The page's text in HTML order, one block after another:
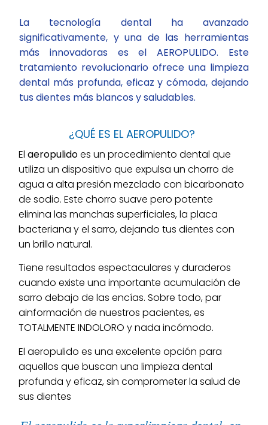
La tecnología dental ha avanzado
significativamente, y una de las herramientas
más innovadoras es el AEROPULIDO. Este
tratamiento revolucionario ofrece una limpieza
dental más profunda, eficaz y cómoda, dejando
tus dientes más blancos y saludables.
¿QUÉ ES EL AEROPULIDO?
Elaeropulidoes un procedimiento dental que
utiliza un dispositivo que expulsa un chorro de
agua a alta presión mezclado con bicarbonato
de sodio. Este chorro suave pero potente
elimina las manchas superficiales, la placa
bacteriana y el sarro, dejando tus dientes con
un brillo natural.
Tiene resultados espectaculares y duraderos
cuando existe una importante acumulación de
sarro debajo de las encías. Sobre todo, par
ainformación de nuestros pacientes, es
TOTALMENTE INDOLORO y nada incómodo.
El aeropulido es una excelente opción para
aquellos que buscan una limpieza dental
profunda y eficaz, sin comprometer la salud de
sus dientes